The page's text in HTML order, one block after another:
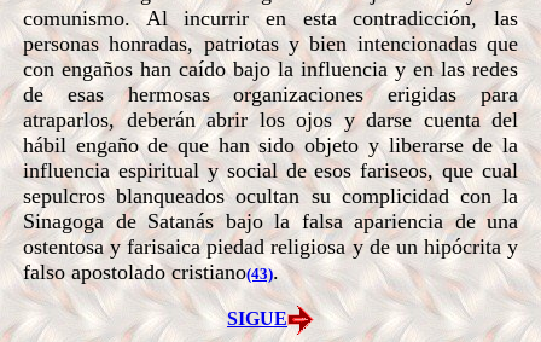
comunismo. Al incurrir en esta contradicción, las
personas honradas, patriotas y bien intencionadas que
con engaños han caído bajo la influencia y en las redes
de esas hermosas organizaciones erigidas para
atraparlos, deberán abrir los ojos y darse cuenta del
hábil engaño de que han sido objeto y liberarse de la
influencia espiritual y social de esos fariseos, que cual
sepulcros blanqueados ocultan su complicidad con la
Sinagoga de Satanás bajo la falsa apariencia de una
ostentosa y farisaica piedad religiosa y de un hipócrita y
falso apostolado cristiano(43).
SIGUE